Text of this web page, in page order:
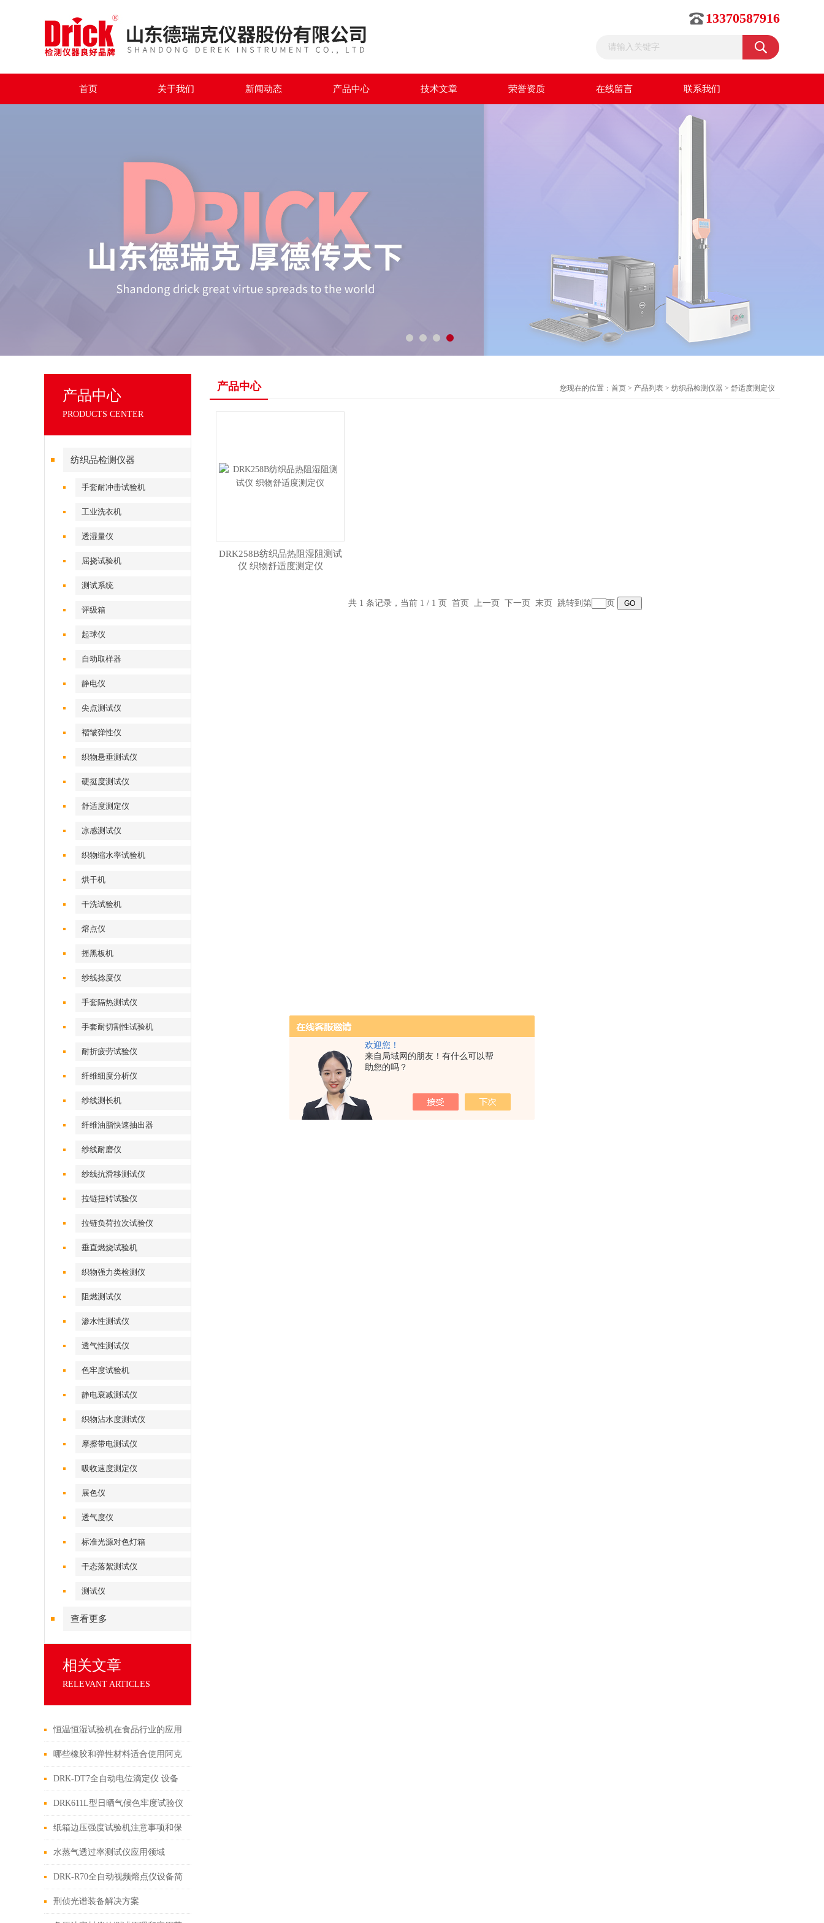
欢迎您！
来自局域网的朋友！有什么可以帮
助您的吗？
13370587916
首页 关于我们 新闻动态 产品中心 技术文章 荣誉资质 在线留言 联系我们
产品中心
PRODUCTS CENTER
纺织品检测仪器
手套耐冲击试验机
工业洗衣机
透湿量仪
屈挠试验机
测试系统
评级箱
起球仪
自动取样器
静电仪
尖点测试仪
褶皱弹性仪
织物悬垂测试仪
硬挺度测试仪
舒适度测定仪
凉感测试仪
织物缩水率试验机
烘干机
干洗试验机
熔点仪
摇黑板机
纱线捻度仪
手套隔热测试仪
手套耐切割性试验机
耐折疲劳试验仪
纤维细度分析仪
纱线测长机
纤维油脂快速抽出器
纱线耐磨仪
纱线抗滑移测试仪
拉链扭转试验仪
拉链负荷拉次试验仪
垂直燃烧试验机
织物强力类检测仪
阻燃测试仪
渗水性测试仪
透气性测试仪
色牢度试验机
静电衰减测试仪
织物沾水度测试仪
摩擦带电测试仪
吸收速度测定仪
展色仪
透气度仪
标准光源对色灯箱
干态落絮测试仪
测试仪
查看更多
相关文章
RELEVANT ARTICLES
恒温恒湿试验机在食品行业的应用
哪些橡胶和弹性材料适合使用阿克
隆磨耗机进行测试？
DRK-DT7全自动电位滴定仪 设备
介绍
DRK611L型日晒气候色牢度试验仪
设备介绍
纸箱边压强度试验机注意事项和保
养
水蒸气透过率测试仪应用领域
DRK-R70全自动视频熔点仪设备简
介
刑侦光谱装备解决方案
产品中心 您现在的位置： 首页 > 产品列表 > 纺织品检测仪器 > 舒适度测定仪
DRK258B纺织品热阻湿阻测试
仪 织物舒适度测定仪
共 1 条记录，当前 1 / 1 页 首页 上一页 下一页 末页 跳转到第 页